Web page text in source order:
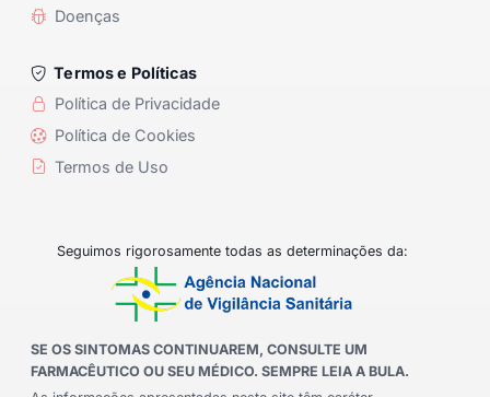
Doenças
Termos e Políticas
Política de Privacidade
Política de Cookies
Termos de Uso
Seguimos rigorosamente todas as determinações da:
SE OS SINTOMAS CONTINUAREM, CONSULTE UM
FARMACÊUTICO OU SEU MÉDICO. SEMPRE LEIA A BULA.